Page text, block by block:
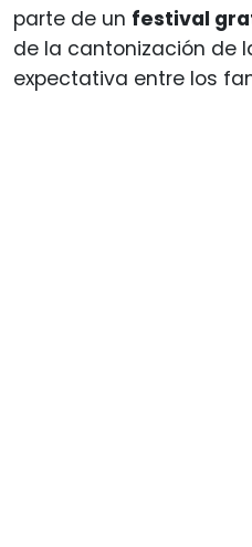
parte de un festival
de la cantonización de
expectativa entre los